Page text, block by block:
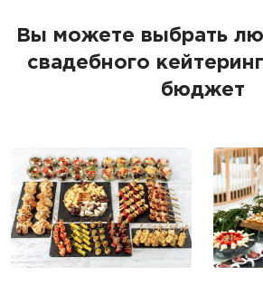
Вы можете выбрать
свадебного
бюджет